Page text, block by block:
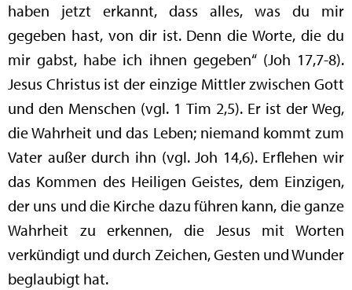
haben jetzt erkannt, dass alles, was du mir
gegeben hast, von dir ist. Denn die Worte, die du
mir gabst, habe ich ihnen gegeben“ (Joh 17,7-8).
Jesus Christus ist der einzige Mittler zwischen Gott
und den Menschen (vgl. 1 Tim 2,5). Er ist der Weg,
die Wahrheit und das Leben; niemand kommt zum
Vater außer durch ihn (vgl. Joh 14,6). Erflehen wir
das Kommen des Heiligen Geistes, dem Einzigen,
der uns und die Kirche dazu führen kann, die ganze
Wahrheit zu erkennen, die Jesus mit Worten
verkündigt und durch Zeichen, Gesten und Wunder
beglaubigt hat.